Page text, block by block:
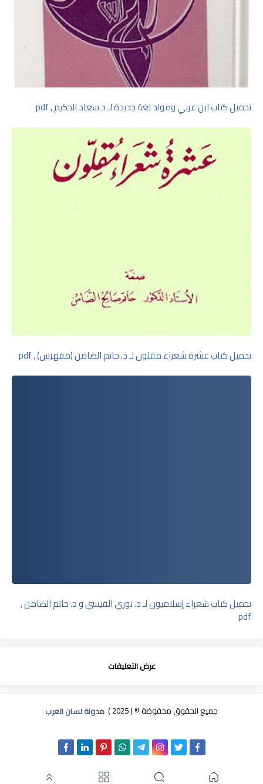
تحميل كتاب ابن عربي ومولد لغة جديدة لـ د.سعاد الحكيم , pdf
تحميل كتاب عشرة شعراء مقلون لـ د. حاتم الضامن (مفهرس) , pdf
تحميل كتاب شعراء إسلاميون لـ د. نوري القيسي و د. حاتم الضامن ,
pdf
عرض التعليقات
جميع الحقوق محفوظة © ( 2025 ) مدونة لسان العرب